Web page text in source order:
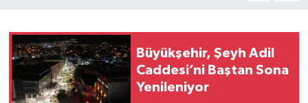
Büyükşehir, Şeyh Adil
Caddesi’ni Baştan Sona
Yenileniyor